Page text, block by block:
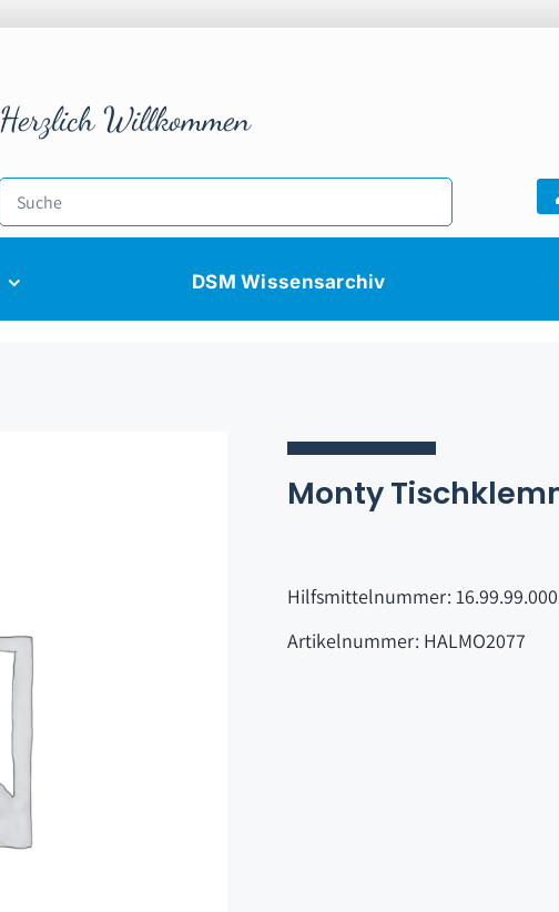
Herzlich Willkommen
DSM Wissensarchiv
Monty
Hilfsmittelnummer:
Artikelnummer: HALMO2077